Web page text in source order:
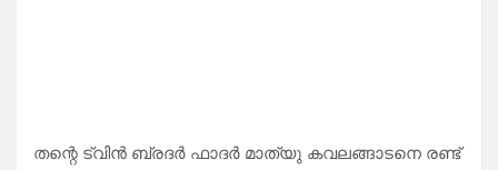
തന്റെ ട്വിൻ ബ്രദർ ഫാദർ മാത്യു കവലങ്ങാടനെ രണ്ട്